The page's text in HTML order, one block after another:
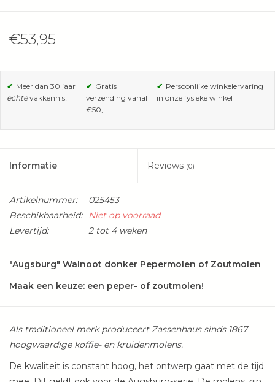
€53,95
✔ Meer dan 30 jaar
echtevakkennis!
✔ Gratis
verzending vanaf
€50,-
✔ Persoonlijke winkelervaring
in onze fysieke winkel
Informatie Reviews (0)
Artikelnummer:
025453
Beschikbaarheid:
Niet op voorraad
Levertijd:
2 tot 4 weken
"Augsburg" Walnoot donker Pepermolen of Zoutmolen
Maak een keuze: een peper- of zoutmolen!
Als traditioneel merk produceert Zassenhaus sinds 1867
hoogwaardige koffie- en kruidenmolens.
De kwaliteit is constant hoog, het ontwerp gaat met de tijd